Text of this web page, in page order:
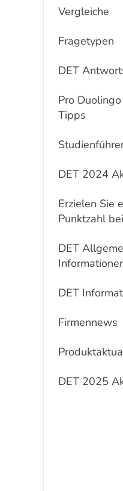
Vergleiche
Fragetypen
DET
Pro
Tipps
DET 2024
Erzielen Sie
Punktzahl
DET
DET
Firmennews
DET 2025